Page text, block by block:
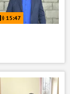
15:47